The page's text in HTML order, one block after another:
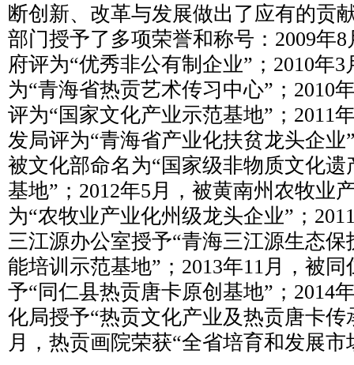
断创新、改革与发展做出了应有的贡
部门授予了多项荣誉和称号：2009年
府评为“优秀非公有制企业”；2010年
为“青海省热贡艺术传习中心”；2010
评为“国家文化产业示范基地”；2011
发局评为“青海省产业化扶贫龙头企业
被文化部命名为“国家级非物质文化
基地”；2012年5月，被黄南州农牧业
为“农牧业产业化州级龙头企业”；
三江源办公室授予“青海三江源生态
能培训示范基地”；2013年11月，被
予“同仁县热贡唐卡原创基地”；2014
化局授予“热贡文化产业及热贡唐卡传
月，热贡画院荣获“全省培育和发展市